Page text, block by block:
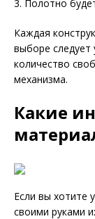
3. Полотно
Каждая
выборе следует
количество
механизма.
Какие
Если вы хотите
своими руками